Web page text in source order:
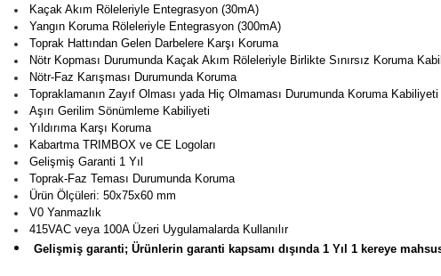
Kaçak Akım Röleleriyle Entegrasyon (30mA)
Yangın Koruma Röleleriyle Entegrasyon (300mA)
Toprak Hattından Gelen Darbelere Karşı Koruma
Nötr Kopması Durumunda Kaçak Akım Röleleriyle Birlikte Sınırsız Koruma
Nötr-Faz Karışması Durumunda Koruma
Topraklamanın Zayıf Olması yada Hiç Olmaması Durumunda Koruma Kabiliyeti
Aşırı Gerilim Sönümleme Kabiliyeti
Yıldırıma Karşı Koruma
Kabartma TRIMBOX ve CE Logoları
Gelişmiş Garanti 1 Yıl
Toprak-Faz Teması Durumunda Koruma
Ürün Ölçüleri: 50x75x60 mm
V0 Yanmazlık
415VAC veya 100A Üzeri Uygulamalarda Kullanılır
Gelişmiş garanti; Ürünlerin garanti kapsamı dışında 1 Yıl 1 kereye